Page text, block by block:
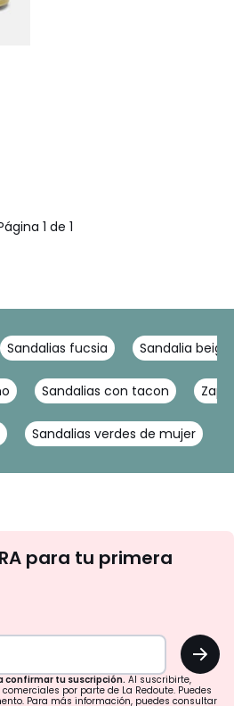
1 de 1
Sandalias fucsia Sandalia beige
Sandalias con tacon
Sandalias verdes de mujer
te
tu
para
para tu primera
OK
confirmar tu suscripción. Al suscribirte,
por parte de La Redoute. Puedes
Para más información, puedes consultar